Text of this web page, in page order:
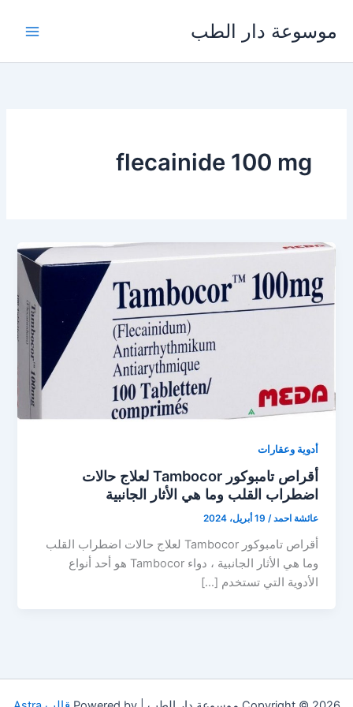
المحتوى
موسوعة دار الطب
flecainide 100 mg
أدوية وعقارات
أقراص تامبوكور Tambocor لعلاج حالات
اضطراب القلب وما هي الأثار الجانبية
عائشة احمد/ 19 أبريل، 2024
أقراص تامبوكور Tambocor لعلاج حالات اضطراب القلب
وما هي الأثار الجانبية ، دواء Tambocor هو أحد أنواع
الأدوية التي تستخدم […]